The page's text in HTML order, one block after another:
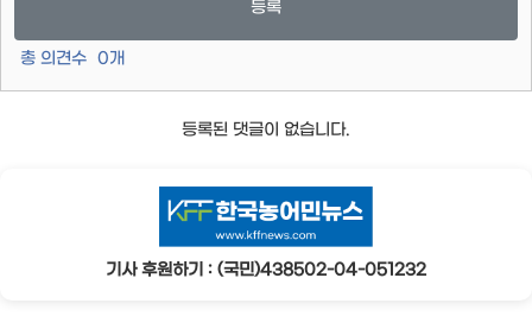
등록
총 의견수 0개
등록된 댓글이 없습니다.
기사 후원하기 : (국민)438502-04-051232